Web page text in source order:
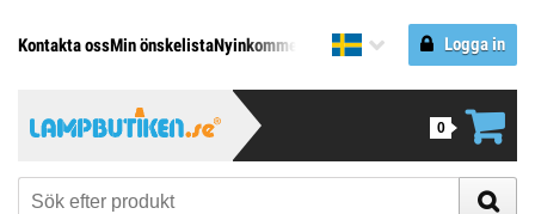
Kontakta ossMin önskelistaNyinkommet Varumärken Logga in
0